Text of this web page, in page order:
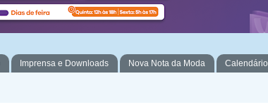
Imprensa e Downloads Nova Nota da Moda Calendário